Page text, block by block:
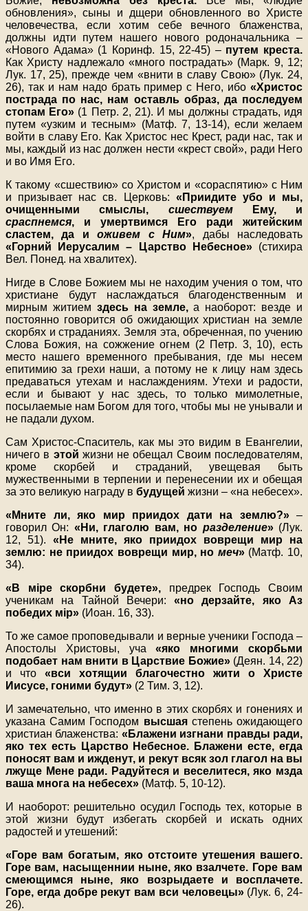
обновления», сыны и дщери обновленного во Христе
человечества, если хотим себе вечного блаженства,
должны идти путем нашего нового родоначальника –
«Нового Адама» (1 Коринф. 15, 22-45) – путем креста.
Как Христу надлежало «много пострадать» (Марк. 9, 12;
Лук. 17, 25), прежде чем «внити в славу Свою» (Лук. 24,
26), так и нам надо брать пример с Него, ибо «Христос
пострада по нас, нам оставль образ, да последуем
стопам Его» (1 Петр. 2, 21). И мы должны страдать, идя
путем «узким и тесным» (Матф. 7, 13-14), если желаем
войти в славу Его. Как Христос нес Крест, ради нас, так и
мы, каждый из нас должен нести «крест свой», ради Него
и во Имя Его.
К такому «сшествию» со Христом и «сораспятию» с Ним
и призывает нас св. Церковь: «Приидите убо и мы,
очищенными смыслы, сшествуемЕму, и
сраспнемся, и умертвимся Его ради житейским
сластем, да иоживем с Ним», дабы наследовать
«Горний Иерусалим – Царство Небесное»(стихира
Вел. Понед. на хвалитех).
Нигде в Слове Божием мы не находим учения о том, что
христиане будут наслаждаться благоденственным и
мирным житием здесь на земле,а наоборот: везде и
постоянно говорится об ожидающих христиан на земле
скорбях и страданиях. Земля эта, обреченная, по учению
Слова Божия, на сожжение огнем (2 Петр. 3, 10), есть
место нашего временного пребывания, где мы несем
епитимию за грехи наши, а потому не к лицу нам здесь
предаваться утехам и наслаждениям. Утехи и радости,
если и бывают у нас здесь, то только мимолетные,
посылаемые нам Богом для того, чтобы мы не унывали и
не падали духом.
Сам Христос-Спаситель, как мы это видим в Евангелии,
ничего в этой жизни не обещал Своим последователям,
кроме скорбей и страданий, увещевая быть
мужественными в терпении и перенесении их и обещая
за это великую награду в будущей жизни – «на небесех».
«Мните ли, яко мир приидох дати на землю?»–
говорил Он: «Ни, глаголю вам, но разделение»(Лук.
12, 51). «Не мните, яко приидох воврещи мир на
землю: не приидох воврещи мир, но меч»(Матф. 10,
34).
«В мiре скорбни будете», предрек Господь Своим
ученикам на Тайной Вечери:«но дерзайте, яко Аз
победих мiр» (Иоан. 16, 33).
То же самое проповедывали и верные ученики Господа –
Апостолы Христовы, уча«яко многими скорбьми
подобает нам внити в Царствие Божие»(Деян. 14, 22)
и что «вси хотящии благочестно жити о Христе
Иисусе, гоними будут» (2 Тим. 3, 12).
И замечательно, что именно в этих скорбях и гонениях и
указана Самим Господом высшаястепень ожидающего
христиан блаженства: «Блажени изгнани правды ради,
яко тех есть Царство Небесное. Блажени есте, егда
поносят вам и ижденут, и рекут всяк зол глагол на вы
лжуще Мене ради. Радуйтеся и веселитеся, яко мзда
ваша многа на небесех» (Матф. 5, 10-12).
И наоборот: решительно осудил Господь тех, которые в
этой жизни будут избегать скорбей и искать одних
радостей и утешений:
«Горе вам богатым, яко отстоите утешения вашего.
Горе вам, насыщеннии ныне, яко взалчете. Горе вам
смеющимся ныне, яко возрыдаете и восплачете.
Горе, егда добре рекут вам вси человецы»(Лук. 6, 24-
26).